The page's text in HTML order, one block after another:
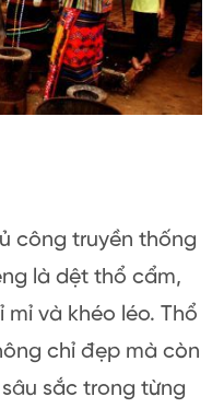
công truyền thống
là dệt thổ cẩm,
và khéo léo. Thổ
chỉ đẹp mà còn
sắc trong từng